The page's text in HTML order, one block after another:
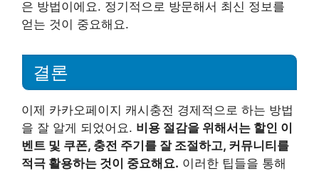
은 방법이에요. 정기적으로 방문해서 최신 정보를
얻는 것이 중요해요.
결론
이제 카카오페이지 캐시충전 경제적으로 하는 방법
을 잘 알게 되었어요. 비용 절감을 위해서는 할인 이
벤트 및 쿠폰, 충전 주기를 잘 조절하고, 커뮤니티를
적극 활용하는 것이 중요해요. 이러한 팁들을 통해